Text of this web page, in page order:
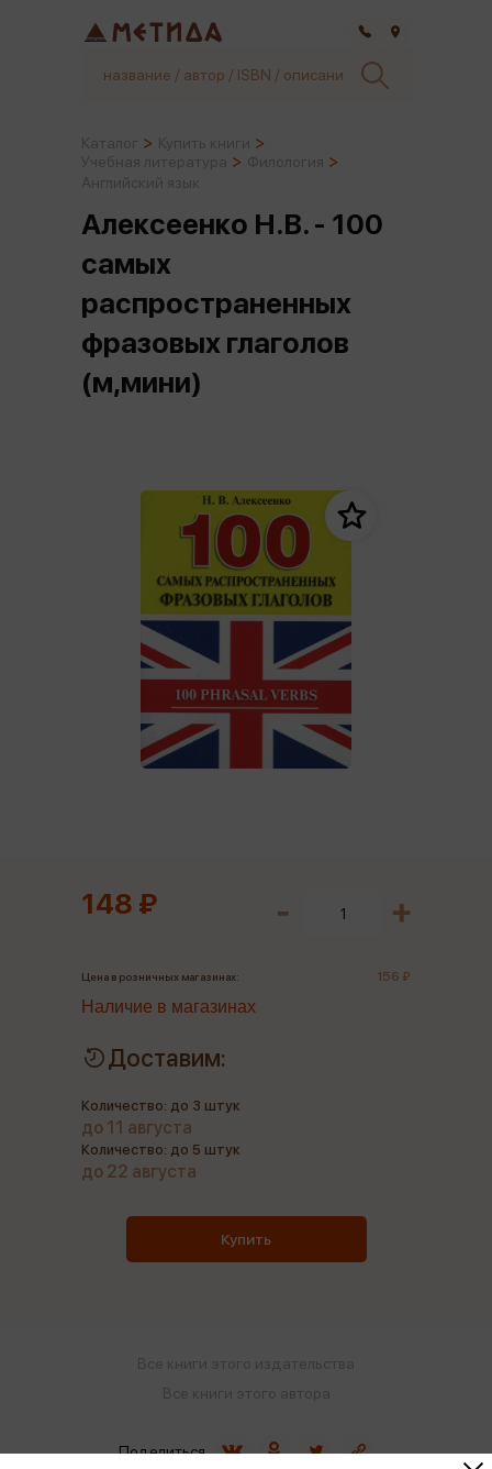
Алексеенко Н.В. - 100
самых
распространенных
фразовых глаголов
(м,мини)
148 ₽
Цена в розничных магазинах: 156 ₽
Наличие в магазинах
Доставим:
Количество: до 3 штук
до 11 августа
Количество: до 5 штук
до 22 августа
Купить
Поделиться